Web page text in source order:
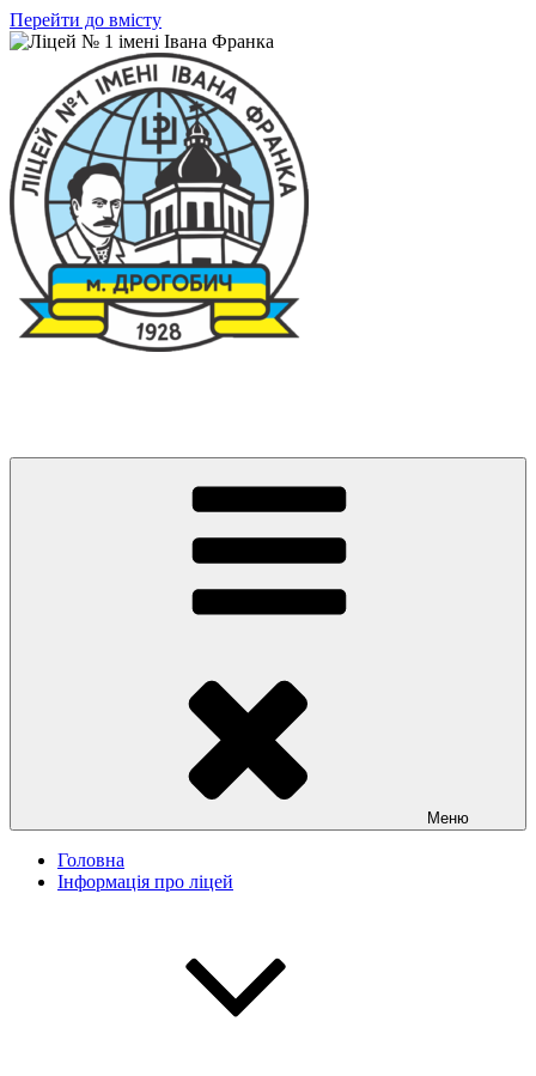
Перейти до вмісту
Меню
Головна
Інформація про ліцей